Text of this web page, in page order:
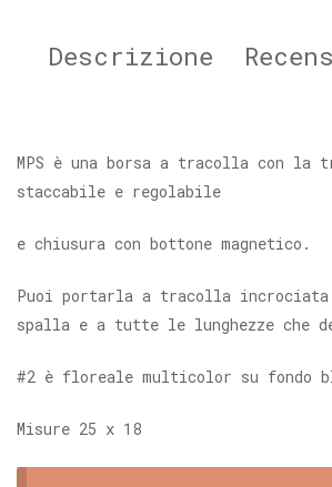
Descrizione
MPS è una borsa a tracolla con la
staccabile e regolabile
e chiusura con bottone magnetico.
Puoi portarla a tracolla incrociata
spalla e a tutte le lunghezze che
#2 è floreale multicolor su fondo
Misure 25 x 18